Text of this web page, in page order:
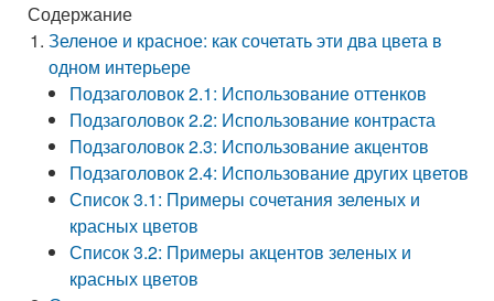
Содержание
Зеленое и красное: как сочетать эти два цвета в
одном интерьере
Подзаголовок 2.1: Использование оттенков
Подзаголовок 2.2: Использование контраста
Подзаголовок 2.3: Использование акцентов
Подзаголовок 2.4: Использование других цветов
Список 3.1: Примеры сочетания зеленых и
красных цветов
Список 3.2: Примеры акцентов зеленых и
красных цветов